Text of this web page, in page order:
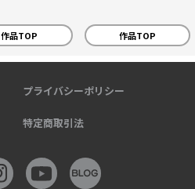
作品TOP 作品TOP
プライバシーポリシー
特定商取引法